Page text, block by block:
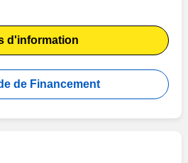
d'information
de Financement